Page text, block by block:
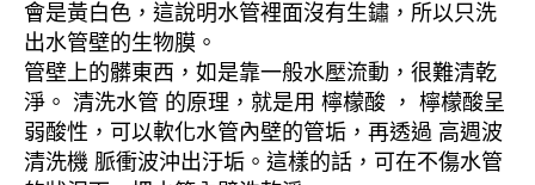
會是黃白色，這說明水管裡面沒有生鏽，所以只洗
出水管壁的生物膜。
管壁上的髒東西，如是靠一般水壓流動，很難清乾
淨。 清洗水管 的原理，就是用 檸檬酸 ， 檸檬酸呈
弱酸性，可以軟化水管內壁的管垢，再透過 高週波
清洗機 脈衝波沖出汙垢。這樣的話，可在不傷水管